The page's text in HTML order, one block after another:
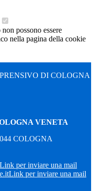
possono essere
nella pagina della cookie
DI COLOGNA
VENETA
COLOGNA
Link per inviare una mail
Link per inviare una mail